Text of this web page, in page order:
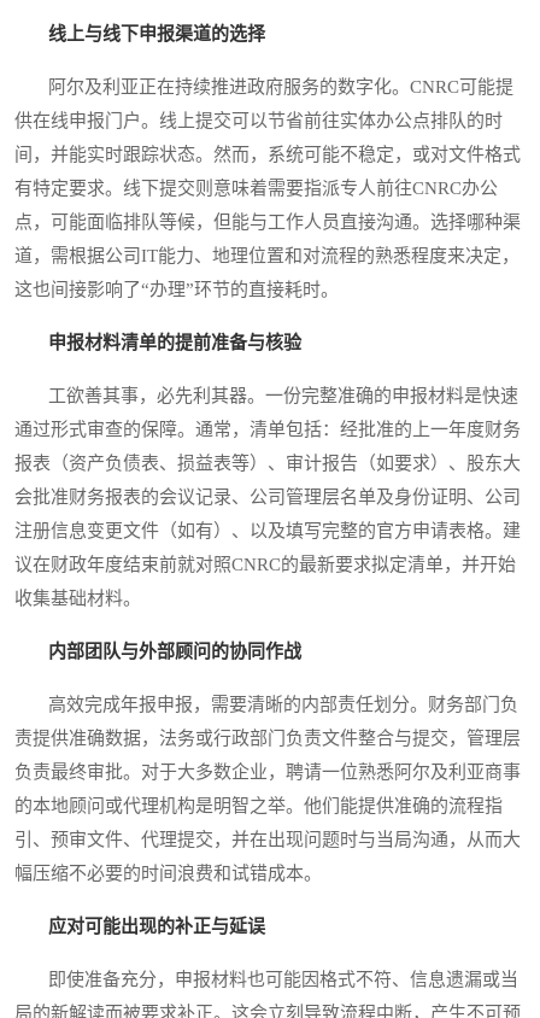
线上与线下申报渠道的选择
阿尔及利亚正在持续推进政府服务的数字化。CNRC可能提
供在线申报门户。线上提交可以节省前往实体办公点排队的时
间，并能实时跟踪状态。然而，系统可能不稳定，或对文件格式
有特定要求。线下提交则意味着需要指派专人前往CNRC办公
点，可能面临排队等候，但能与工作人员直接沟通。选择哪种渠
道，需根据公司IT能力、地理位置和对流程的熟悉程度来决定，
这也间接影响了“办理”环节的直接耗时。
申报材料清单的提前准备与核验
工欲善其事，必先利其器。一份完整准确的申报材料是快速
通过形式审查的保障。通常，清单包括：经批准的上一年度财务
报表（资产负债表、损益表等）、审计报告（如要求）、股东大
会批准财务报表的会议记录、公司管理层名单及身份证明、公司
注册信息变更文件（如有）、以及填写完整的官方申请表格。建
议在财政年度结束前就对照CNRC的最新要求拟定清单，并开始
收集基础材料。
内部团队与外部顾问的协同作战
高效完成年报申报，需要清晰的内部责任划分。财务部门负
责提供准确数据，法务或行政部门负责文件整合与提交，管理层
负责最终审批。对于大多数企业，聘请一位熟悉阿尔及利亚商事
的本地顾问或代理机构是明智之举。他们能提供准确的流程指
引、预审文件、代理提交，并在出现问题时与当局沟通，从而大
幅压缩不必要的时间浪费和试错成本。
应对可能出现的补正与延误
即使准备充分，申报材料也可能因格式不符、信息遗漏或当
局的新解读而被要求补正。这会立刻导致流程中断，产生不可预